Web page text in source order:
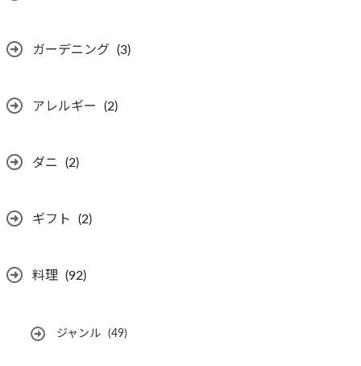
ガーデニング (3)
アレルギー (2)
ダニ (2)
ギフト (2)
料理 (92)
ジャンル (49)